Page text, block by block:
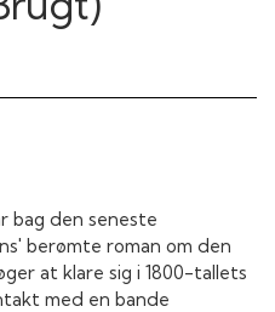
bag den seneste
' berømte roman om den
at klare sig i 1800-tallets
med en bande